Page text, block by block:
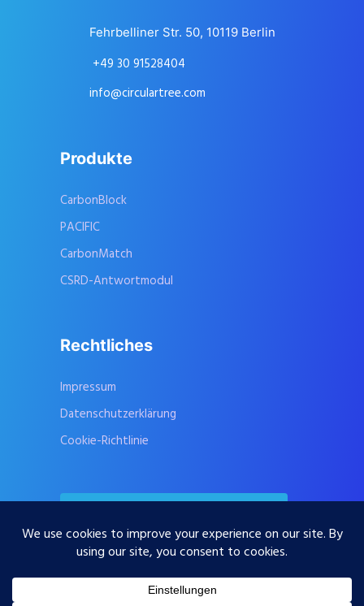
Fehrbelliner Str. 50, 10119 Berlin
+49 30 91528404
info@circulartree.com
Produkte
CarbonBlock
PACIFIC
CarbonMatch
CSRD-Antwortmodul
Rechtliches
Impressum
Datenschutzerklärung
Cookie-Richtlinie